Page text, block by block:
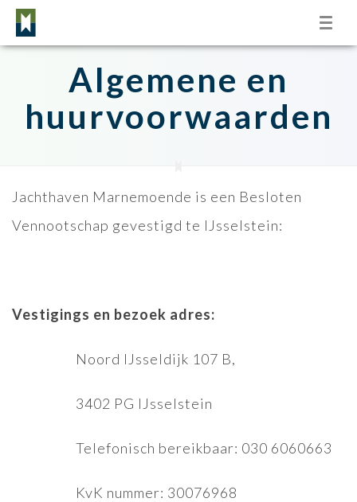
Algemene en
huurvoorwaarden
Jachthaven Marnemoende is een Besloten
Vennootschap gevestigd te IJsselstein:
Vestigings en bezoek adres:
Noord IJsseldijk 107 B,
3402 PG IJsselstein
Telefonisch bereikbaar: 030 6060663
KvK nummer: 30076968